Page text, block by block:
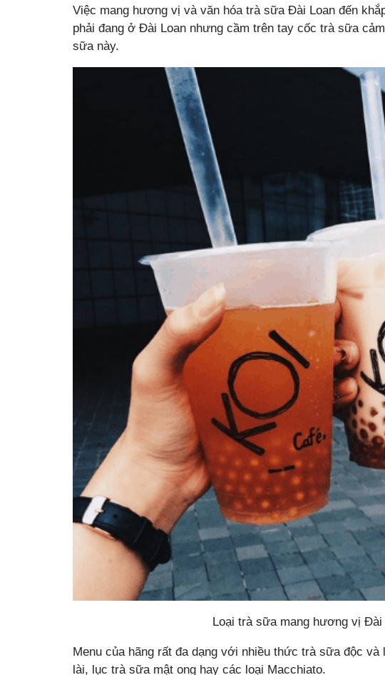
Việc mang hương vị và văn hóa trà sữa Đài Loan đến
phải đang ở Đài Loan nhưng cầm trên tay cốc trà sữa
sữa này.
Loại trà sữa mang hương vị
Menu của hãng rất đa dạng với nhiều thức trà sữa độc
lài, lục trà sữa mật ong hay các loại Macchiato.